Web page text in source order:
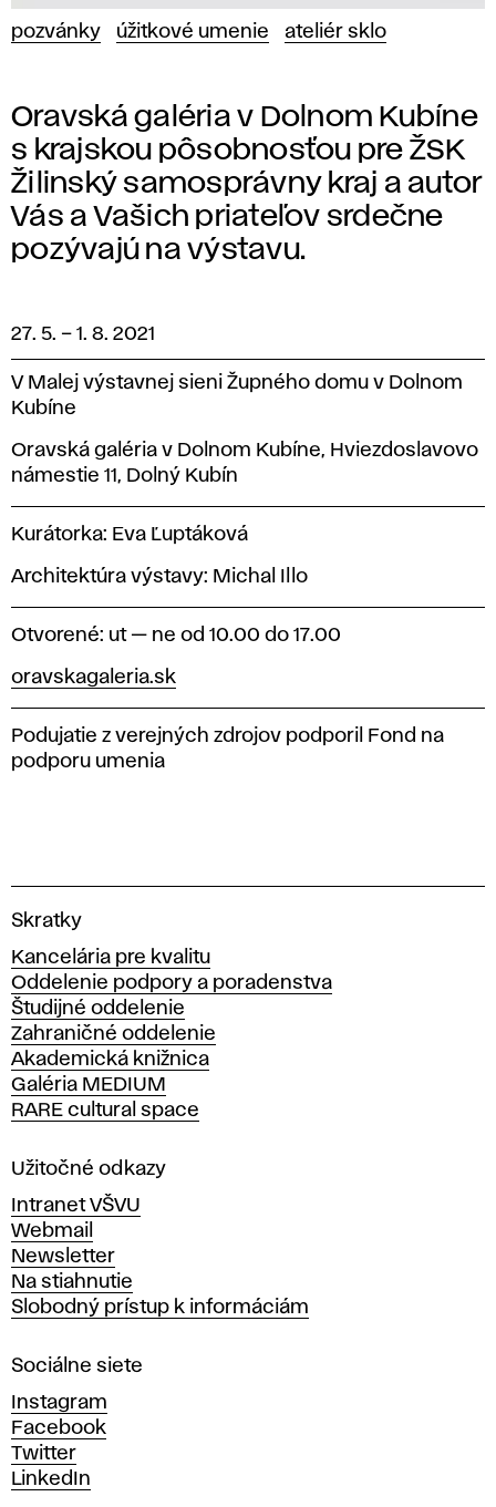
pozvánky úžitkové umenie ateliér sklo
Oravská galéria v Dolnom Kubíne
s krajskou pôsobnosťou pre ŽSK
Žilinský samosprávny kraj a autor
Vás a Vašich priateľov srdečne
pozývajú na výstavu.
27. 5. – 1. 8. 2021
V Malej výstavnej sieni Župného domu v Dolnom
Kubíne
Oravská galéria v Dolnom Kubíne, Hviezdoslavovo
námestie 11, Dolný Kubín
Kurátorka: Eva Ľuptáková
Architektúra výstavy: Michal Illo
Otvorené: ut — ne od 10.00 do 17.00
oravskagaleria.sk
Podujatie z verejných zdrojov podporil Fond na
podporu umenia
V
s
o
k
á
š
k
o
a
ý
t
v
a
r
ý
c
h
u
m
e
Skratky
Kancelária pre kvalitu
Oddelenie podpory a poradenstva
Študijné oddelenie
Zahraničné oddelenie
Akademická knižnica
Galéria MEDIUM
RARE cultural space
Užitočné odkazy
Intranet VŠVU
Webmail
Newsletter
Na stiahnutie
Slobodný prístup k informáciám
Sociálne siete
Instagram
Facebook
Twitter
LinkedIn